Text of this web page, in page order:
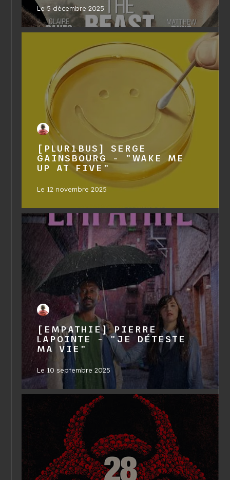
Le 5 décembre 2025
[PLUR1BUS] SERGE
GAINSBOURG - "WAKE ME
UP AT FIVE"
Le 12 novembre 2025
[EMPATHIE] PIERRE
LAPOINTE - "JE DÉTESTE
MA VIE"
Le 10 septembre 2025